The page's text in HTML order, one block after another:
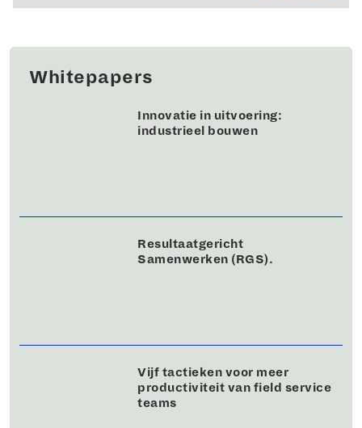
Whitepapers
Innovatie in uitvoering:
industrieel bouwen
Resultaatgericht
Samenwerken (RGS).
Vijf tactieken voor meer
productiviteit van field service
teams